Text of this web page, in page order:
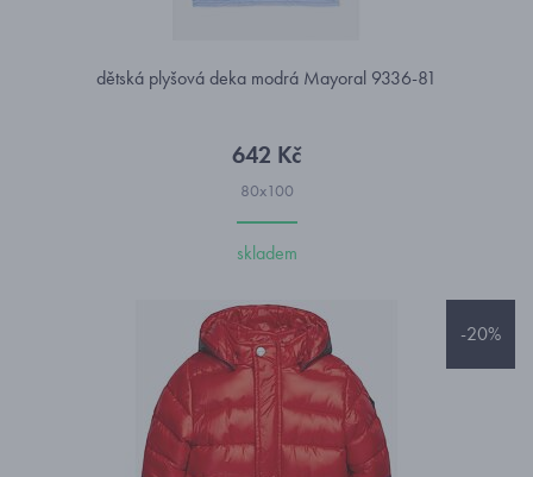
dětská plyšová deka modrá Mayoral 9336-81
642 Kč
80x100
skladem
-20%